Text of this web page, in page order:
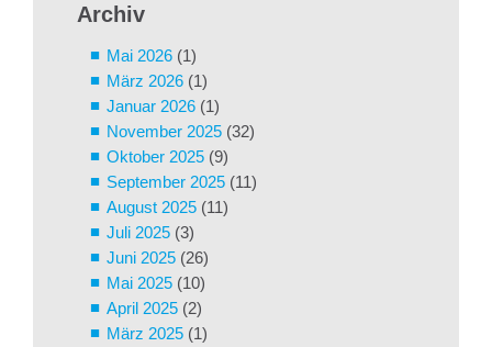
Archiv
Mai 2026 (1)
März 2026 (1)
Januar 2026 (1)
November 2025 (32)
Oktober 2025 (9)
September 2025 (11)
August 2025 (11)
Juli 2025 (3)
Juni 2025 (26)
Mai 2025 (10)
April 2025 (2)
März 2025 (1)